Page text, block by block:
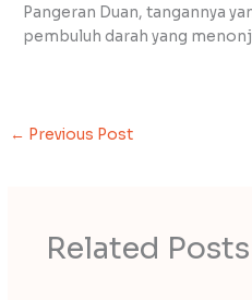
Pangeran Duan, tangannya
pembuluh darah yang
← Previous Post
Related Posts